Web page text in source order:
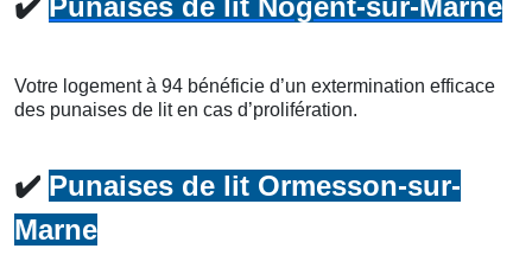
Votre logement à 94 bénéficie d’un extermination efficace
des punaises de lit en cas d’prolifération.
✔️ Punaises de lit Ormesson-sur-
Marne